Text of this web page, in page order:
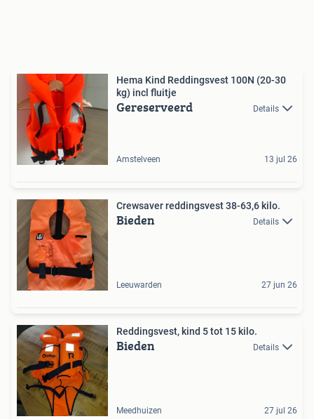
Hema Kind Reddingsvest 100N (20-30
kg) incl fluitje
Gereserveerd Details
Amstelveen 13 jul 26
Crewsaver reddingsvest 38-63,6 kilo.
Bieden Details
Leeuwarden 27 jun 26
Reddingsvest, kind 5 tot 15 kilo.
Bieden Details
Meedhuizen 27 jul 26